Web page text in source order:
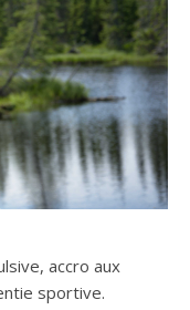
accro aux
sportive.